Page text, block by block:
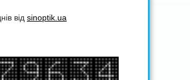
від sinoptik.ua